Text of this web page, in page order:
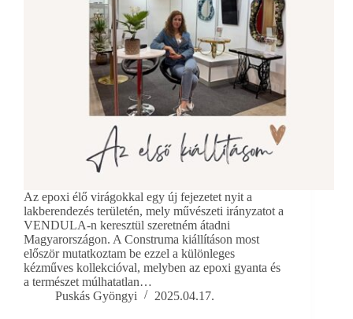
Az epoxi élő virágokkal egy új fejezetet nyit a
lakberendezés területén, mely művészeti irányzatot a
VENDULA-n keresztül szeretném átadni
Magyarországon. A Construma kiállításon most
először mutatkoztam be ezzel a különleges
kézműves kollekcióval, melyben az epoxi gyanta és
a természet múlhatatlan…
Puskás Gyöngyi
2025.04.17.